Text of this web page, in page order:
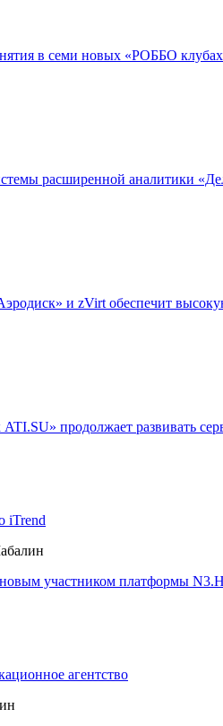
в семи новых «РОББО
расширенной аналитики
и zVirt обеспечит
продолжает развивать
iTrend
участником платформы
агентство